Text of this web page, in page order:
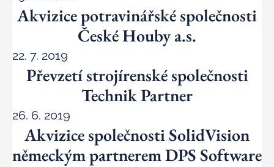
Akvizice potravinářské společnosti
České Houby a.s.
22. 7. 2019
Převzetí strojírenské společnosti
Technik Partner
26. 6. 2019
Akvizice společnosti SolidVision
německým partnerem DPS Software